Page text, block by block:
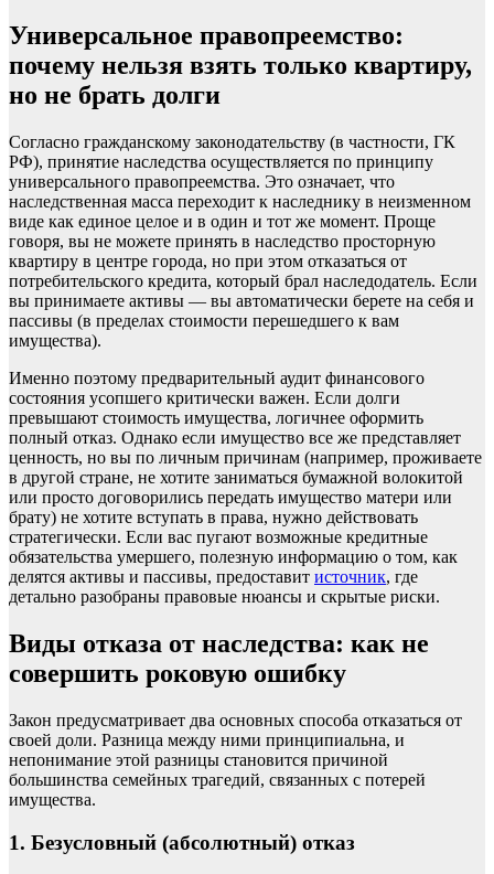
Универсальное правопреемство:
почему нельзя взять только квартиру,
но не брать долги
Согласно гражданскому законодательству (в частности, ГК
РФ), принятие наследства осуществляется по принципу
универсального правопреемства. Это означает, что
наследственная масса переходит к наследнику в неизменном
виде как единое целое и в один и тот же момент. Проще
говоря, вы не можете принять в наследство просторную
квартиру в центре города, но при этом отказаться от
потребительского кредита, который брал наследодатель. Если
вы принимаете активы — вы автоматически берете на себя и
пассивы (в пределах стоимости перешедшего к вам
имущества).
Именно поэтому предварительный аудит финансового
состояния усопшего критически важен. Если долги
превышают стоимость имущества, логичнее оформить
полный отказ. Однако если имущество все же представляет
ценность, но вы по личным причинам (например, проживаете
в другой стране, не хотите заниматься бумажной волокитой
или просто договорились передать имущество матери или
брату) не хотите вступать в права, нужно действовать
стратегически. Если вас пугают возможные кредитные
обязательства умершего, полезную информацию о том, как
делятся активы и пассивы, предоставит источник, где
детально разобраны правовые нюансы и скрытые риски.
Виды отказа от наследства: как не
совершить роковую ошибку
Закон предусматривает два основных способа отказаться от
своей доли. Разница между ними принципиальна, и
непонимание этой разницы становится причиной
большинства семейных трагедий, связанных с потерей
имущества.
1. Безусловный (абсолютный) отказ